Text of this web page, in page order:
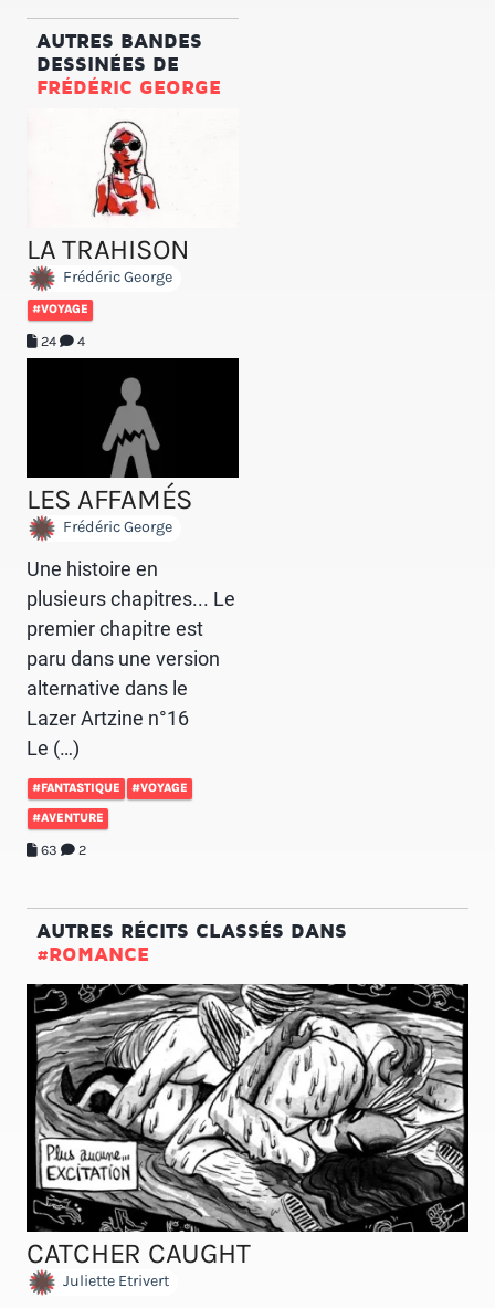
AUTRES BANDES
DESSINÉES DE
FRÉDÉRIC GEORGE
LA TRAHISON
Frédéric George
#VOYAGE
24 4
LES AFFAMÉS
Frédéric George
Une histoire en
plusieurs chapitres... Le
premier chapitre est
paru dans une version
alternative dans le
Lazer Artzine n°16
Le (…)
#FANTASTIQUE #VOYAGE
#AVENTURE
63 2
AUTRES RÉCITS CLASSÉS DANS
#ROMANCE
CATCHER CAUGHT
Juliette Etrivert